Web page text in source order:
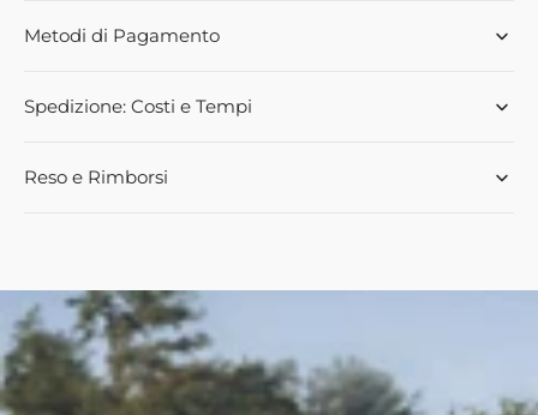
ACCIAIO
TEMPERATE
ACCIAIO
TEMPERATE
Metodi di Pagamento
Spedizione: Costi e Tempi
Reso e Rimborsi